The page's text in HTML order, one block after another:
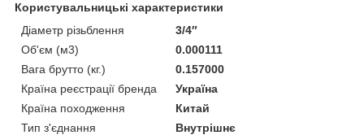
Користувальницькі характеристики
Діаметр різьблення
3/4″
Об'єм (м3)
0.000111
Вага брутто (кг.)
0.157000
Країна реєстрації бренда
Україна
Країна походження
Китай
Тип з'єднання
Внутрішнє